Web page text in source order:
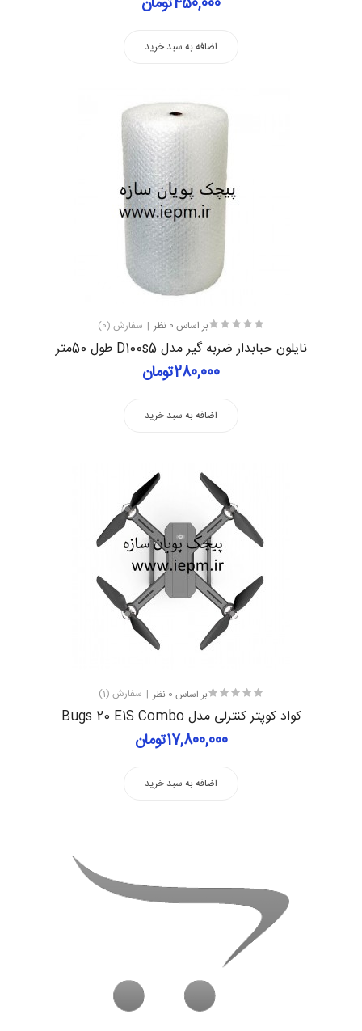
اضافه به سبد خرید
بر اساس 0 نظر سفارش (0)
نایلون حبابدار ضربه گیر مدل D100s5 طول 50متر
280,000تومان
اضافه به سبد خرید
بر اساس 0 نظر سفارش (1)
کواد کوپتر کنترلی مدل Bugs 20 E1S Combo
17,800,000تومان
اضافه به سبد خرید